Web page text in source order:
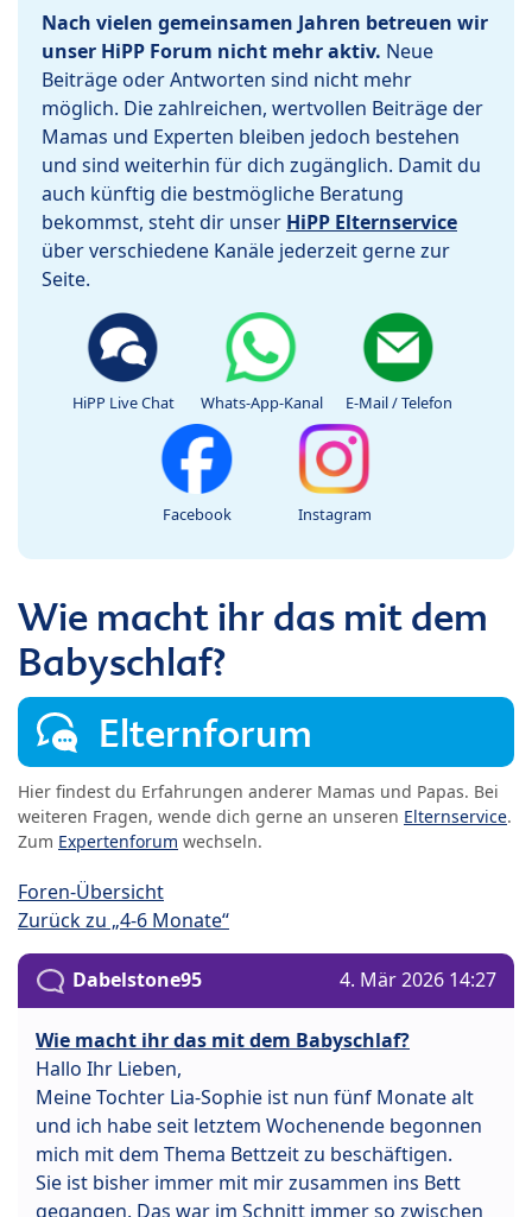
Nach vielen gemeinsamen Jahren betreuen wir
unser HiPP Forum nicht mehr aktiv. Neue
Beiträge oder Antworten sind nicht mehr
möglich. Die zahlreichen, wertvollen Beiträge der
Mamas und Experten bleiben jedoch bestehen
und sind weiterhin für dich zugänglich. Damit du
auch künftig die bestmögliche Beratung
bekommst, steht dir unser HiPP Elternservice
über verschiedene Kanäle jederzeit gerne zur
Seite.
HiPP Live Chat Whats-App-Kanal E-Mail / Telefon
Facebook Instagram
Wie macht ihr das mit dem
Babyschlaf?
Elternforum
Hier findest du Erfahrungen anderer Mamas und Papas. Bei
weiteren Fragen, wende dich gerne an unseren Elternservice.
Zum Expertenforum wechseln.
Foren-Übersicht
Zurück zu „4-6 Monate“
Dabelstone95 4. Mär 2026 14:27
Wie macht ihr das mit dem Babyschlaf?
Hallo Ihr Lieben,
Meine Tochter Lia-Sophie ist nun fünf Monate alt
und ich habe seit letztem Wochenende begonnen
mich mit dem Thema Bettzeit zu beschäftigen.
Sie ist bisher immer mit mir zusammen ins Bett
gegangen. Das war im Schnitt immer so zwischen